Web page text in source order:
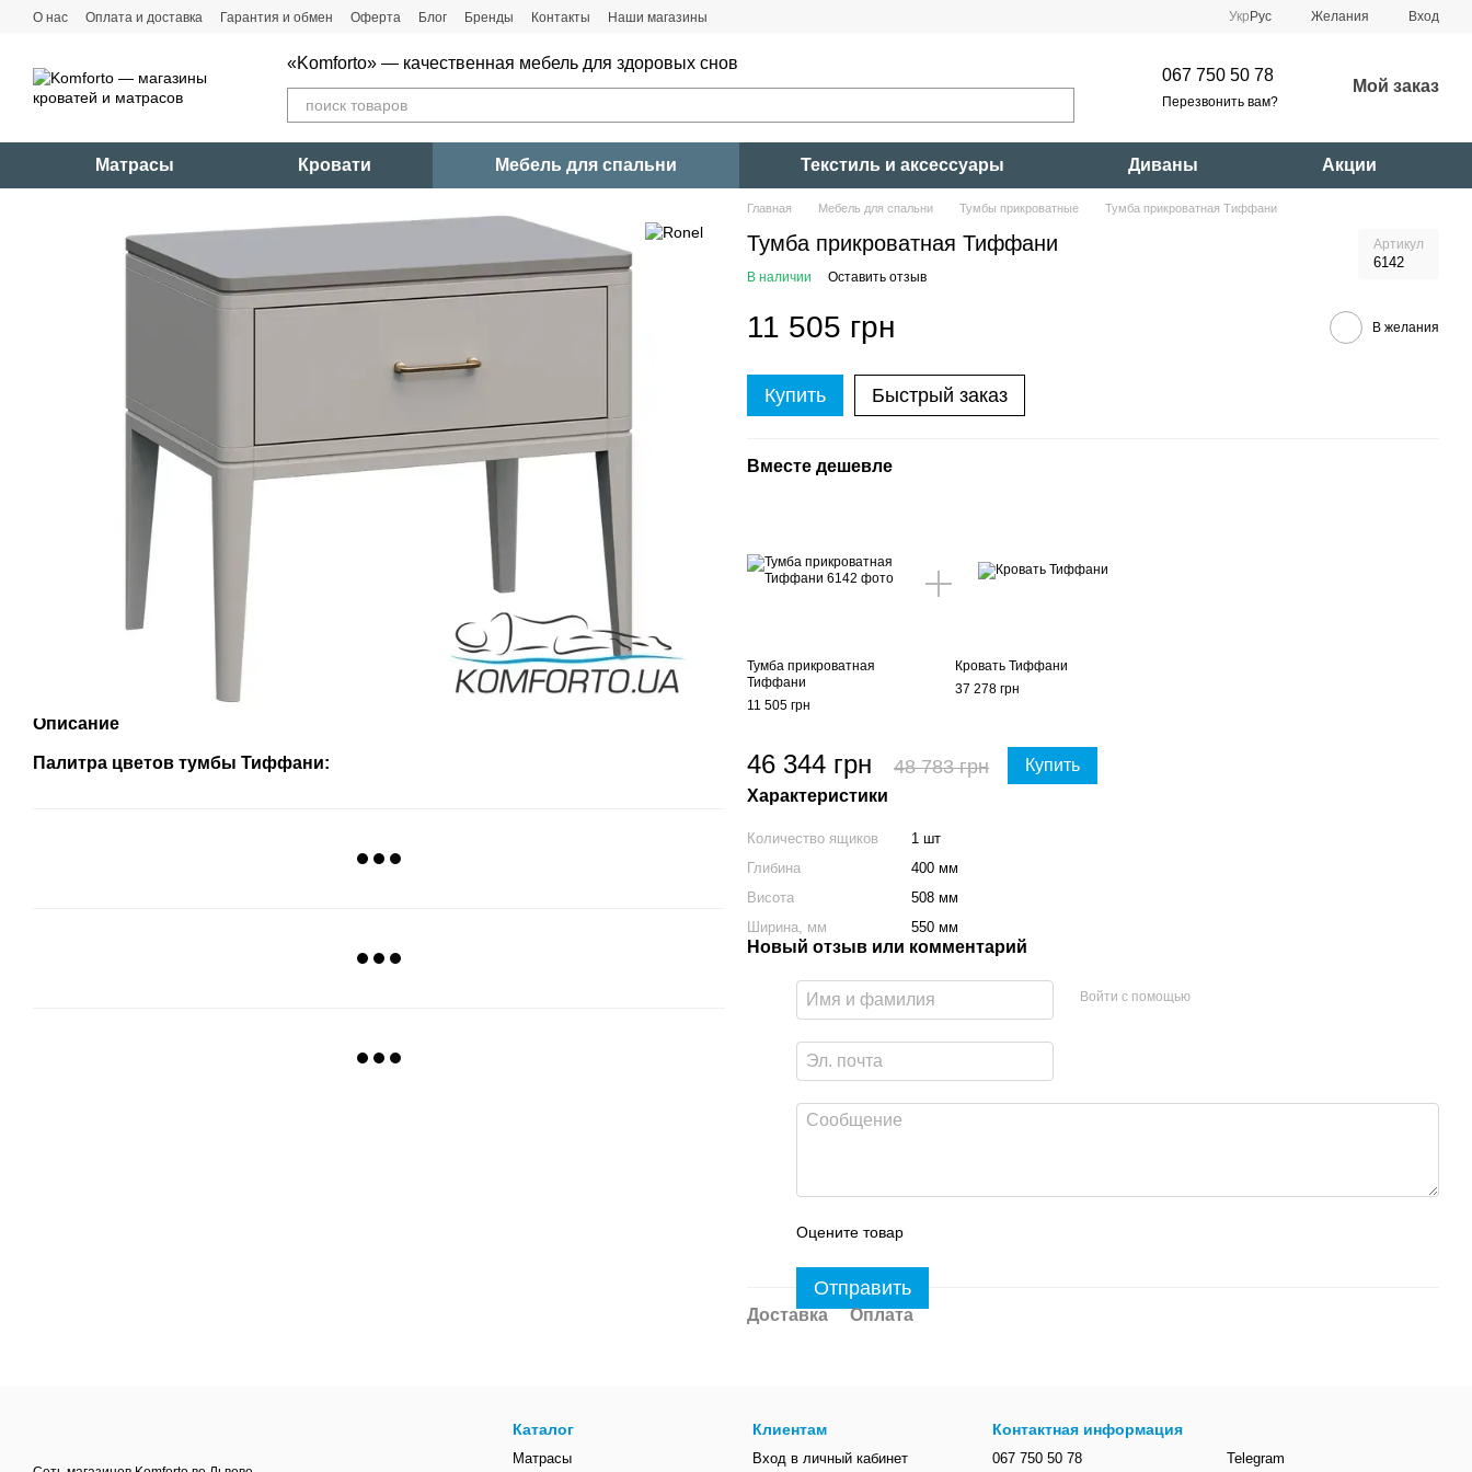
Перейти к основному контенту
О нас Оплата и доставка Гарантия и обмен Оферта Блог Бренды Контакты Наши магазины Укр Рус Желания Вход
«Komforto» — качественная мебель для здоровых снов
067 750 50 78
Перезвонить вам?
Мой заказ
Матрасы Кровати Мебель для спальни Текстиль и аксессуары Диваны Акции
Описание
Палитра цветов тумбы Тиффани:
Главная Мебель для спальни Тумбы прикроватные Тумба прикроватная Тиффани
Тумба прикроватная Тиффани Артикул
6142
В наличии Оставить отзыв
11 505 грн В желания
Купить Быстрый заказ
Вместе дешевле
Тумба прикроватная
Тиффани
11 505 грн
Кровать Тиффани
37 278 грн
46 344 грн 48 783 грн
Купить
Характеристики
Количество ящиков
1 шт
Глибина
400 мм
Висота
508 мм
Ширина, мм
550 мм
Новый отзыв или комментарий
Войти с помощью
Оцените товар
Отправить
Доставка Оплата
Каталог
Матрасы
Клиентам
Вход в личный кабинет
Контактная информация
067 750 50 78 Telegram